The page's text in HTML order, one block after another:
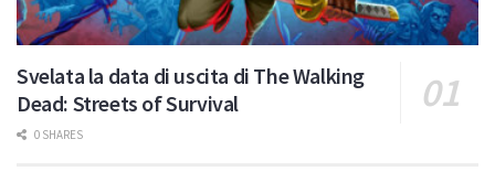
Svelata la data di uscita di The Walking
Dead: Streets of Survival
0 SHARES